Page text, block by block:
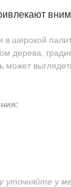
широкой
дерева,
уточняйте у